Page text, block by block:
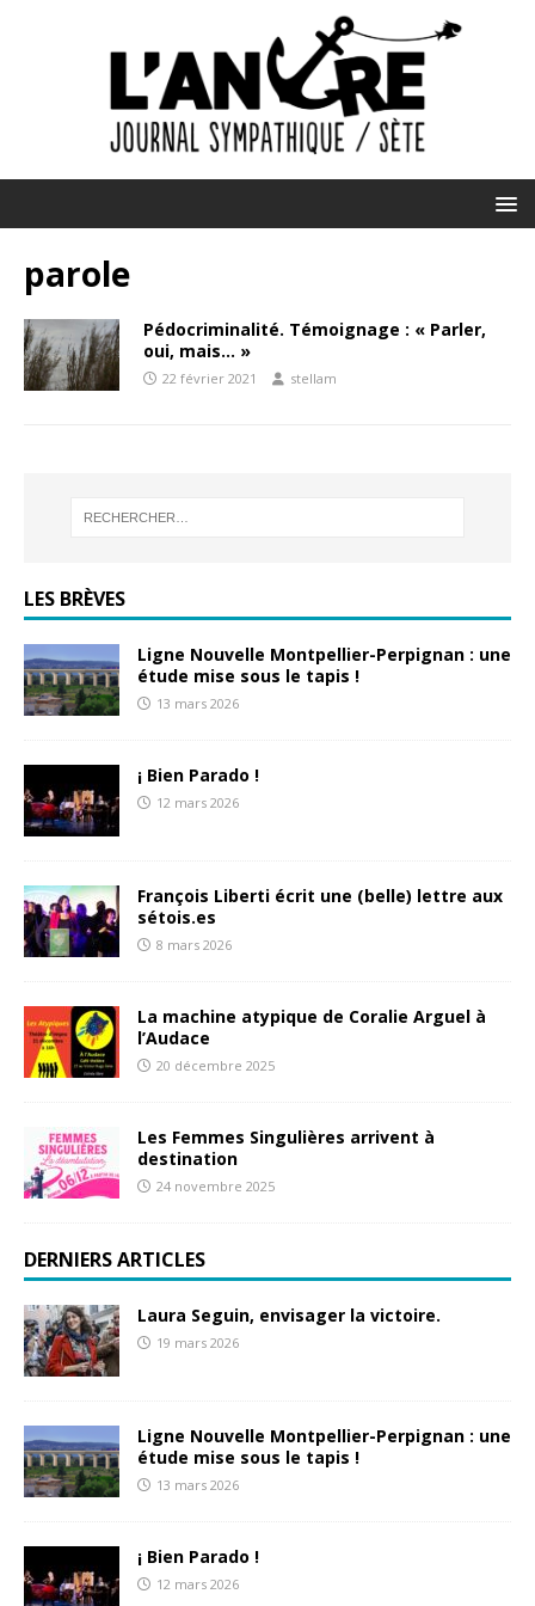
parole
Pédocriminalité. Témoignage : « Parler,
oui, mais… »
22 février 2021 stellam
LES BRÈVES
Ligne Nouvelle Montpellier-Perpignan : une
étude mise sous le tapis !
13 mars 2026
¡ Bien Parado !
12 mars 2026
François Liberti écrit une (belle) lettre aux
sétois.es
8 mars 2026
La machine atypique de Coralie Arguel à
l’Audace
20 décembre 2025
Les Femmes Singulières arrivent à
destination
24 novembre 2025
DERNIERS ARTICLES
Laura Seguin, envisager la victoire.
19 mars 2026
Ligne Nouvelle Montpellier-Perpignan : une
étude mise sous le tapis !
13 mars 2026
¡ Bien Parado !
12 mars 2026